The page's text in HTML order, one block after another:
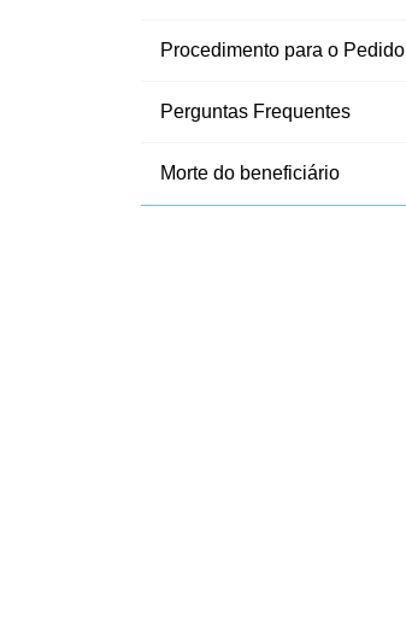
Procedimento para o Pedido
Perguntas Frequentes
Morte do beneficiário